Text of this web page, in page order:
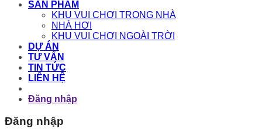
SẢN PHẨM
KHU VUI CHƠI TRONG NHÀ
NHÀ HƠI
KHU VUI CHƠI NGOÀI TRỜI
DỰ ÁN
TƯ VẤN
TIN TỨC
LIÊN HỆ
Đăng nhập
Đăng nhập